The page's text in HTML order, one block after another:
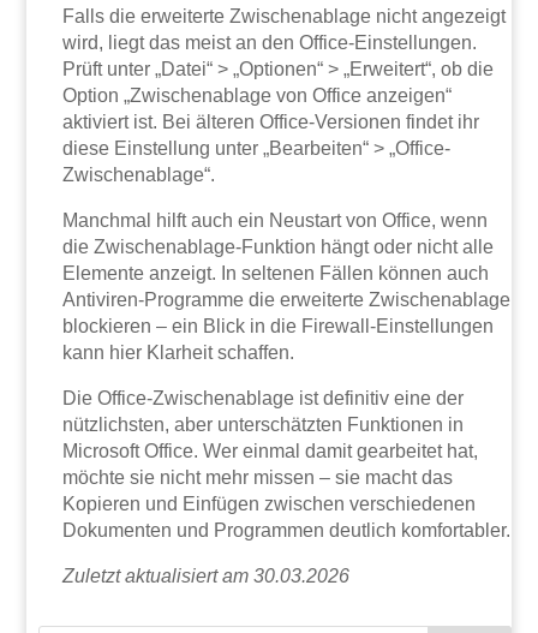
Falls die erweiterte Zwischenablage nicht angezeigt
wird, liegt das meist an den Office-Einstellungen.
Prüft unter „Datei“ > „Optionen“ > „Erweitert“, ob die
Option „Zwischenablage von Office anzeigen“
aktiviert ist. Bei älteren Office-Versionen findet ihr
diese Einstellung unter „Bearbeiten“ > „Office-
Zwischenablage“.
Manchmal hilft auch ein Neustart von Office, wenn
die Zwischenablage-Funktion hängt oder nicht alle
Elemente anzeigt. In seltenen Fällen können auch
Antiviren-Programme die erweiterte Zwischenablage
blockieren – ein Blick in die Firewall-Einstellungen
kann hier Klarheit schaffen.
Die Office-Zwischenablage ist definitiv eine der
nützlichsten, aber unterschätzten Funktionen in
Microsoft Office. Wer einmal damit gearbeitet hat,
möchte sie nicht mehr missen – sie macht das
Kopieren und Einfügen zwischen verschiedenen
Dokumenten und Programmen deutlich komfortabler.
Zuletzt aktualisiert am 30.03.2026